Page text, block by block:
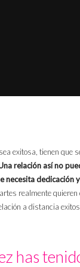
exitosa, tienen que
relación así no
necesita dedicación
realmente quieren
a distancia
has